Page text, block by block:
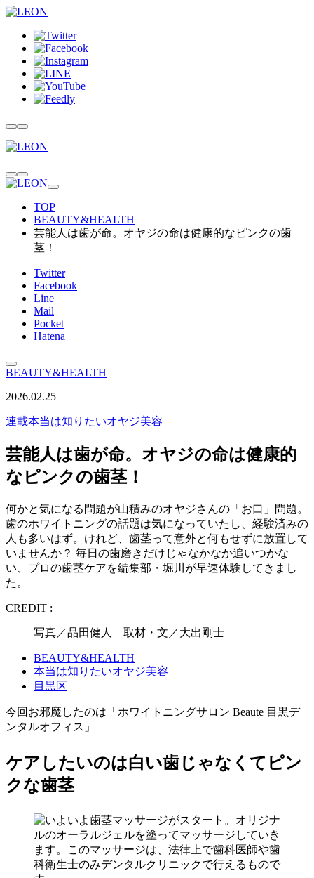
TOP
BEAUTY&HEALTH
芸能人は歯が命。オヤジの命は健康的なピンクの歯
茎！
Twitter
Facebook
Line
Mail
Pocket
Hatena
BEAUTY&HEALTH
2026.02.25
連載本当は知りたいオヤジ美容
芸能人は歯が命。オヤジの命は健康的
なピンクの歯茎！
何かと気になる問題が山積みのオヤジさんの「お口」問題。
歯のホワイトニングの話題は気になっていたし、経験済みの
人も多いはず。けれど、歯茎って意外と何もせずに放置して
いませんか？ 毎日の歯磨きだけじゃなかなか追いつかな
い、プロの歯茎ケアを編集部・堀川が早速体験してきまし
た。
CREDIT :
写真／品田健人 取材・文／大出剛士
BEAUTY&HEALTH
本当は知りたいオヤジ美容
目黒区
今回お邪魔したのは「ホワイトニングサロン Beaute 目黒デ
ンタルオフィス」
ケアしたいのは白い歯じゃなくてピン
クな歯茎